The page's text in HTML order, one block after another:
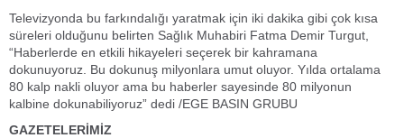
Televizyonda bu farkındalığı yaratmak için iki dakika gibi çok kısa
süreleri olduğunu belirten Sağlık Muhabiri Fatma Demir Turgut,
“Haberlerde en etkili hikayeleri seçerek bir kahramana
dokunuyoruz. Bu dokunuş milyonlara umut oluyor. Yılda ortalama
80 kalp nakli oluyor ama bu haberler sayesinde 80 milyonun
kalbine dokunabiliyoruz” dedi /EGE BASIN GRUBU
GAZETELERİMİZ